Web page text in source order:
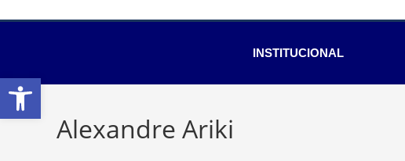
INSTITUCIONAL
Alexandre Ariki
Abrir a barra de ferramentas